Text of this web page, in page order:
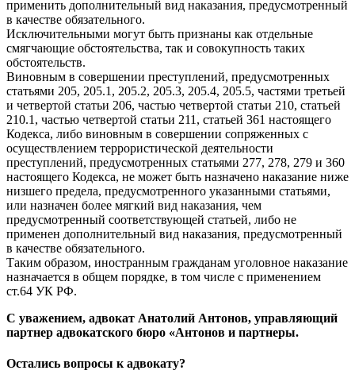
применить дополнительный вид наказания, предусмотренный
в качестве обязательного.
Исключительными могут быть признаны как отдельные
смягчающие обстоятельства, так и совокупность таких
обстоятельств.
Виновным в совершении преступлений, предусмотренных
статьями 205, 205.1, 205.2, 205.3, 205.4, 205.5, частями третьей
и четвертой статьи 206, частью четвертой статьи 210, статьей
210.1, частью четвертой статьи 211, статьей 361 настоящего
Кодекса, либо виновным в совершении сопряженных с
осуществлением террористической деятельности
преступлений, предусмотренных статьями 277, 278, 279 и 360
настоящего Кодекса, не может быть назначено наказание ниже
низшего предела, предусмотренного указанными статьями,
или назначен более мягкий вид наказания, чем
предусмотренный соответствующей статьей, либо не
применен дополнительный вид наказания, предусмотренный
в качестве обязательного.
Таким образом, иностранным гражданам уголовное наказание
назначается в общем порядке, в том числе с применением
ст.64 УК РФ.
С уважением, адвокат Анатолий Антонов, управляющий
партнер адвокатского бюро «Антонов и партнеры.
Остались вопросы к адвокату?